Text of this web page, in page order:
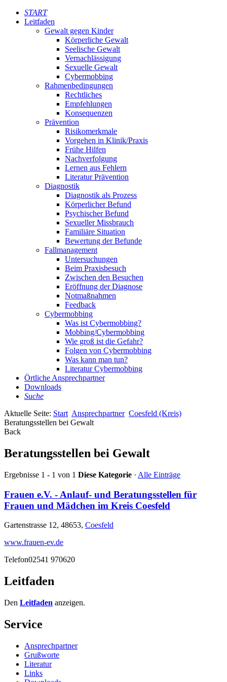
START
Leitfaden
Gewalt gegen Kinder
Körperliche Gewalt
Seelische Gewalt
Vernachlässigung
Sexuelle Gewalt
Cybermobbing
Rahmenbedingungen
Rechtliches
Empfehlungen
Konsequenzen
Prävention
Risikomerkmale
Vorgehen in Klinik/Praxis
Frühe Hilfen
Nachverfolgung
Lernen aus Fehlern
Literatur Prävention
Diagnostik
Diagnostik als Prozess
Körperlicher Befund
Psychischer Befund
Sexueller Missbrauch
Familiäre Situation
Bewertung der Befunde
Fallmanagement
Untersuchungen
Beim Praxisbesuch
Zwischen den Besuchen
Eröffnung der Diagnose
Notmaßnahmen
Feedback
Cybermobbing
Was ist Cybermobbing?
Mobbing/Cybermobbing
Wie groß ist die Gefahr?
Folgen von Cybermobbing
Was kann man tun?
Literatur Cybermobbing
Örtliche Ansprechpartner
Downloads
Suche
Aktuelle Seite: Start Ansprechpartner Coesfeld (Kreis)
Beratungsstellen bei Gewalt
Back
Beratungsstellen bei Gewalt
Ergebnisse 1 - 1 von 1 Diese Kategorie · Alle Einträge
Frauen e.V. - Anlauf- und Beratungsstellen für
Frauen und Mädchen im Kreis Coesfeld
Gartenstrasse 12, 48653, Coesfeld
www.frauen-ev.de
Telefon02541 970620
Leitfaden
Den Leitfaden anzeigen.
Service
Ansprechpartner
Grußworte
Literatur
Links